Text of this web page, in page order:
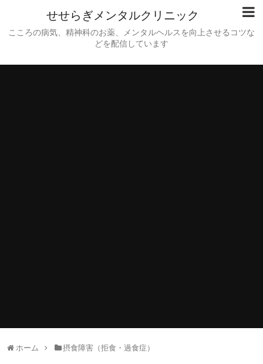
せせらぎメンタルクリニック
こころの病気、精神科のお薬、メンタルヘルスを向上させるコツな
どを配信しています
ホーム 摂食障害（拒食・過食症）